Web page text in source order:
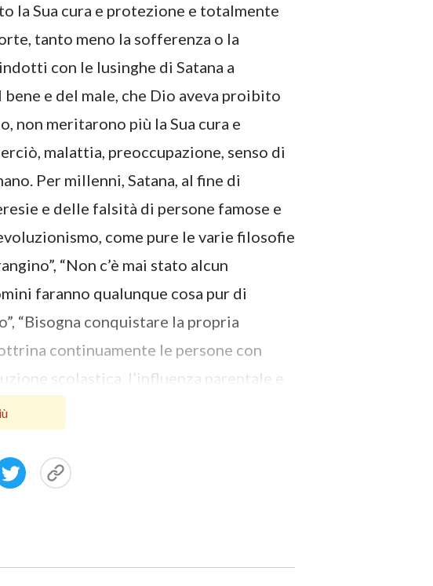
la Sua cura e protezione e totalmente
tanto meno la sofferenza o la
con le lusinghe di Satana a
e del male, che Dio aveva proibito
non meritarono più la Sua cura e
malattia, preoccupazione, senso di
Per millenni, Satana, al fine di
e delle falsità di persone famose e
come pure le varie filosofie
“Non c’è mai stato alcun
faranno qualunque cosa pur di
“Bisogna conquistare la propria
continuamente le persone con
scolastica, l’influenza parentale e
siamo stati avvelenati e influenzati da
Sua sovranità, non crediamo più che
più che Egli governi ogni nostro
su diverse eresie, falsità, filosofie e
un livello maggiore di piacere